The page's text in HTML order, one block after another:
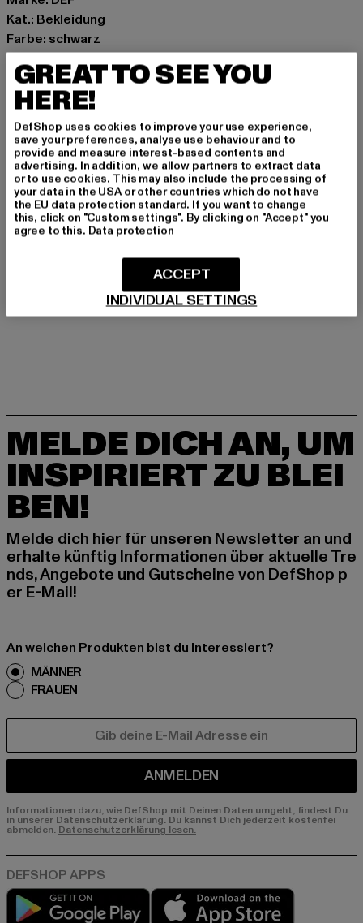
Kat.: Bekleidung
Farbe: schwarz
Hersteller Farbe: jet black washed
Materialzusammensetzung: 100% Baumwolle
Art.Nr: DFTS250-20366
Hersteller: TB International GmbH |info@tbint.de
Dr.-Robert-Murjahn-Straße 7 | 64372 Ober-Ramstadt |
DE
GRÖSSE & PASSFORM
LIEFERUNG & RÜCKGABE
MELDE DICH AN, UM
INSPIRIERT ZU BLEI
BEN!
Melde dich hier für unseren Newsletter an und
erhalte künftig Informationen über aktuelle Tre
nds, Angebote und Gutscheine von DefShop p
er E-Mail!
An welchen Produkten bist du interessiert?
MÄNNER
FRAUEN
ANMELDEN
Informationen dazu, wie DefShop mit Deinen Daten umgeht, findest Du
in unserer Datenschutzerklärung. Du kannst Dich jederzeit kostenfei
abmelden. Datenschutzerklärung lesen.
Play market
GREAT TO SEE YOU
HERE!
DefShop uses cookies to improve your use experience,
save your preferences, analyse use behaviour and to
provide and measure interest-based contents and
advertising. In addition, we allow partners to extract data
or to use cookies. This may also include the processing of
your data in the USA or other countries which do not have
the EU data protection standard. If you want to change
this, click on "Custom settings". By clicking on "Accept" you
agree to this. Data protection
INDIVIDUAL SETTINGS
ACCEPT